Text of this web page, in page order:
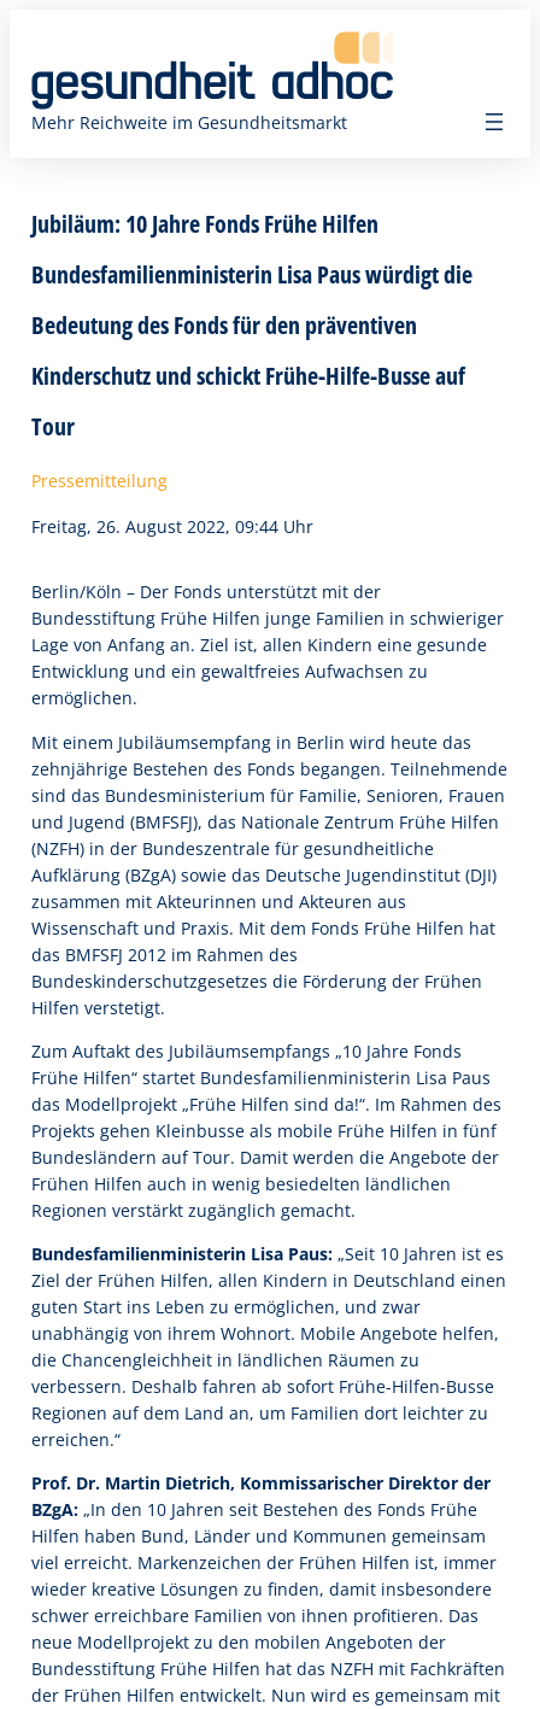
springen
Mehr Reichweite im Gesundheitsmarkt
Jubiläum: 10 Jahre Fonds Frühe Hilfen
Bundesfamilienministerin Lisa Paus würdigt die
Bedeutung des Fonds für den präventiven
Kinderschutz und schickt Frühe-Hilfe-Busse auf
Tour
Pressemitteilung
Freitag, 26. August 2022, 09:44 Uhr
Berlin/Köln – Der Fonds unterstützt mit der
Bundesstiftung Frühe Hilfen junge Familien in schwieriger
Lage von Anfang an. Ziel ist, allen Kindern eine gesunde
Entwicklung und ein gewaltfreies Aufwachsen zu
ermöglichen.
Mit einem Jubiläumsempfang in Berlin wird heute das
zehnjährige Bestehen des Fonds begangen. Teilnehmende
sind das Bundesministerium für Familie, Senioren, Frauen
und Jugend (BMFSFJ), das Nationale Zentrum Frühe Hilfen
(NZFH) in der Bundeszentrale für gesundheitliche
Aufklärung (BZgA) sowie das Deutsche Jugendinstitut (DJI)
zusammen mit Akteurinnen und Akteuren aus
Wissenschaft und Praxis. Mit dem Fonds Frühe Hilfen hat
das BMFSFJ 2012 im Rahmen des
Bundeskinderschutzgesetzes die Förderung der Frühen
Hilfen verstetigt.
Zum Auftakt des Jubiläumsempfangs „10 Jahre Fonds
Frühe Hilfen“ startet Bundesfamilienministerin Lisa Paus
das Modellprojekt „Frühe Hilfen sind da!“. Im Rahmen des
Projekts gehen Kleinbusse als mobile Frühe Hilfen in fünf
Bundesländern auf Tour. Damit werden die Angebote der
Frühen Hilfen auch in wenig besiedelten ländlichen
Regionen verstärkt zugänglich gemacht.
Bundesfamilienministerin Lisa Paus: „Seit 10 Jahren ist es
Ziel der Frühen Hilfen, allen Kindern in Deutschland einen
guten Start ins Leben zu ermöglichen, und zwar
unabhängig von ihrem Wohnort. Mobile Angebote helfen,
die Chancengleichheit in ländlichen Räumen zu
verbessern. Deshalb fahren ab sofort Frühe-Hilfen-Busse
Regionen auf dem Land an, um Familien dort leichter zu
erreichen.“
Prof. Dr. Martin Dietrich, Kommissarischer Direktor der
BZgA: „In den 10 Jahren seit Bestehen des Fonds Frühe
Hilfen haben Bund, Länder und Kommunen gemeinsam
viel erreicht. Markenzeichen der Frühen Hilfen ist, immer
wieder kreative Lösungen zu finden, damit insbesondere
schwer erreichbare Familien von ihnen profitieren. Das
neue Modellprojekt zu den mobilen Angeboten der
Bundesstiftung Frühe Hilfen hat das NZFH mit Fachkräften
der Frühen Hilfen entwickelt. Nun wird es gemeinsam mit